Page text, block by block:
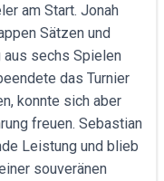
am Start. Jonah
Sätzen und
aus sechs Spielen
das Turnier
konnte sich aber
freuen. Sebastian
Leistung und blieb
souveränen